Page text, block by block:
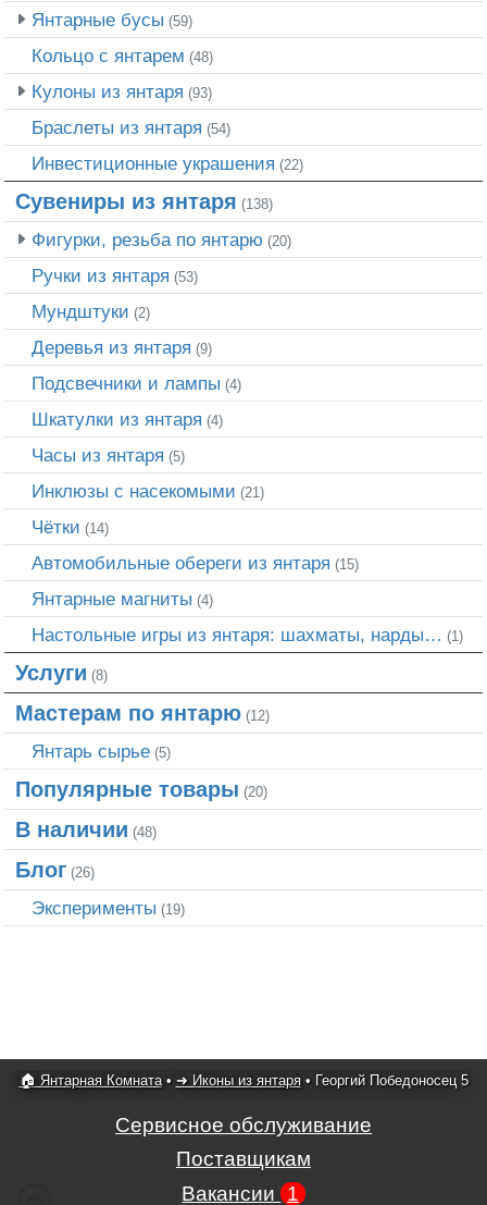
Янтарные бусы (59)
Кольцо с янтарем (48)
Кулоны из янтаря (93)
Браслеты из янтаря (54)
Инвестиционные украшения (22)
Сувениры из янтаря (138)
Фигурки, резьба по янтарю (20)
Ручки из янтаря (53)
Мундштуки (2)
Деревья из янтаря (9)
Подсвечники и лампы (4)
Шкатулки из янтаря (4)
Часы из янтаря (5)
Инклюзы с насекомыми (21)
Чётки (14)
Автомобильные обереги из янтаря (15)
Янтарные магниты (4)
Настольные игры из янтаря: шахматы, нарды… (1)
Услуги (8)
Мастерам по янтарю (12)
Янтарь сырье (5)
Популярные товары (20)
В наличии (48)
Блог (26)
Эксперименты (19)
🏠 Янтарная Комната• ➜ Иконы из янтаря • Георгий Победоносец 5
Сервисное обслуживание
Поставщикам
Вакансии 1